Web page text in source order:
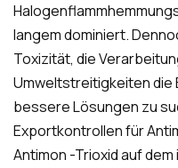
langem dominiert.
Toxizität, die
Umweltstreitigkeiten die
bessere Lösungen zu
Exportkontrollen für
Antimon -Trioxid auf